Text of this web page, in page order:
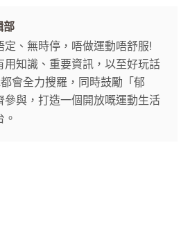
部
定、無時停，唔做運動唔舒服!
用知識、重要資訊，以至好玩話
會全力搜羅，同時鼓勵「郁
參與，打造一個開放嘅運動生活
。